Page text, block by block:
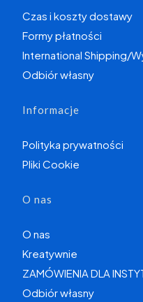
Czas i koszty dostawy
Formy płatności
International Shipping/
Odbiór własny
Informacje
Polityka prywatności
Pliki Cookie
O nas
O nas
Kreatywnie
ZAMÓWIENIA DLA
Odbiór własny